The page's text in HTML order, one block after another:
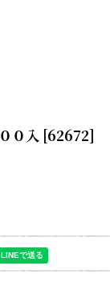
０入 [62672]